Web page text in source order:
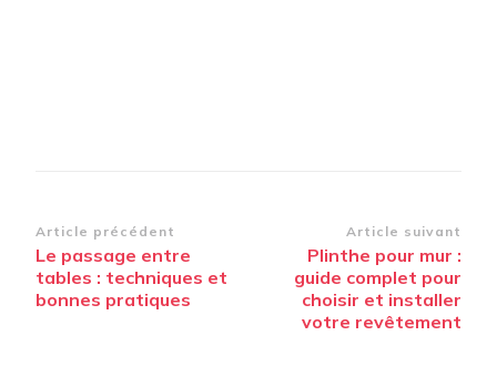
Navigation
d’article
Article précédent
Le passage entre
tables : techniques et
bonnes pratiques
Article suivant
Plinthe pour mur :
guide complet pour
choisir et installer
votre revêtement